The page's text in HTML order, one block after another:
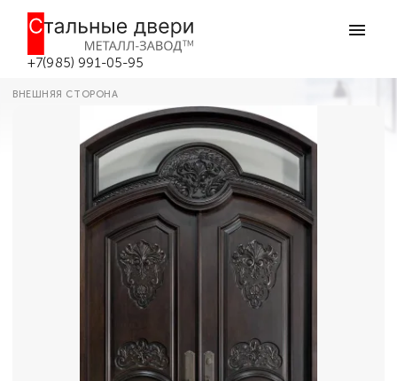
+7(985) 991-05-95
Двойная дверь для гостиницы №343
в Боровске
ВНЕШНЯЯ СТОРОНА